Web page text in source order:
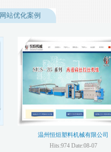
网站优化案例
温州恒烜塑料机械有限公司
Hits:974 Date:08-07